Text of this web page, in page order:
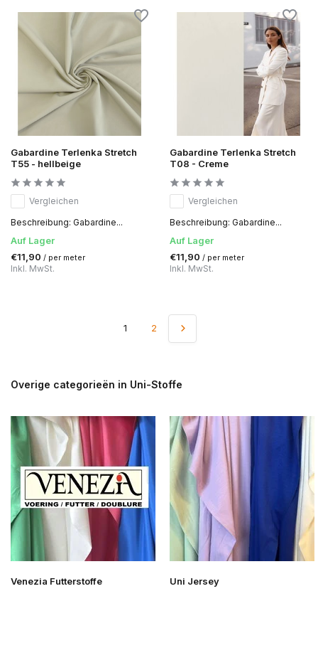
Gabardine Terlenka Stretch
T55 - hellbeige
Vergleichen
Beschreibung: Gabardine...
Auf Lager
€11,90 / per meter
Inkl. MwSt.
Gabardine Terlenka Stretch
T08 - Creme
Vergleichen
Beschreibung: Gabardine...
Auf Lager
€11,90 / per meter
Inkl. MwSt.
1 2
Overige categorieën in Uni-Stoffe
Venezia Futterstoffe Uni Jersey